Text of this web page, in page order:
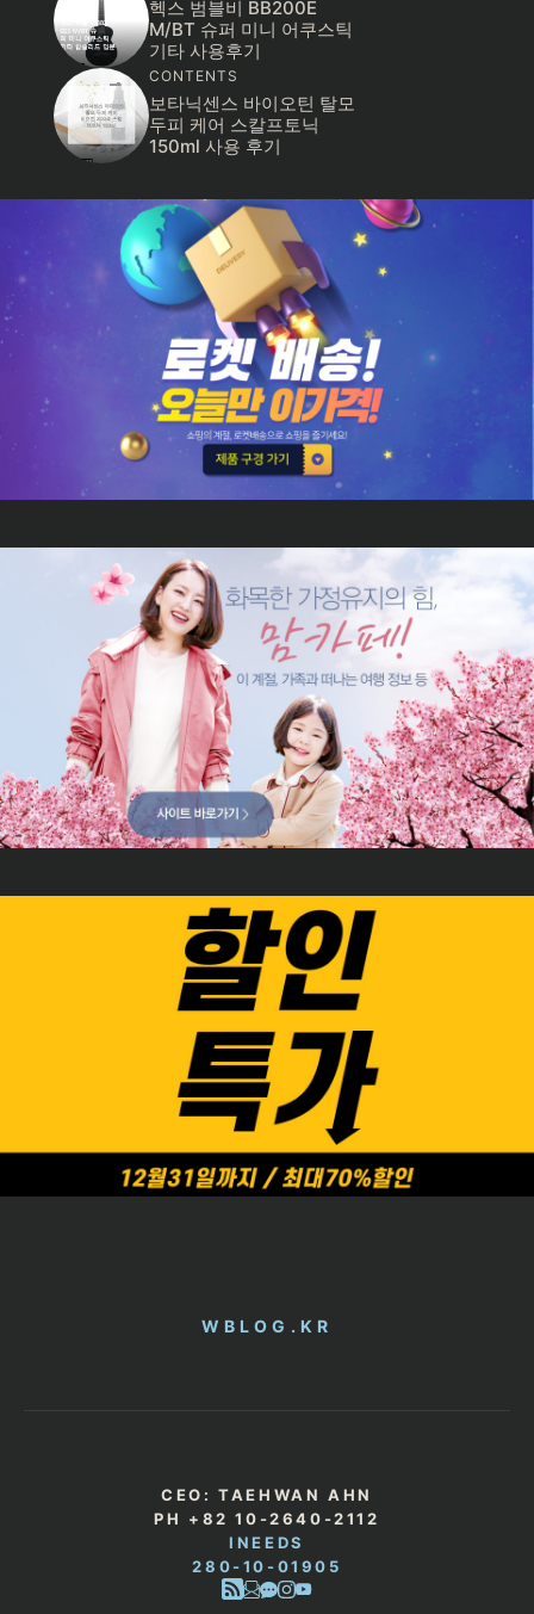
헥스 범블비 BB200E
M/BT 슈퍼 미니 어쿠스틱
기타 사용후기
CONTENTS
보타닉센스 바이오틴 탈모
두피 케어 스칼프토닉
150ml 사용 후기
WBLOG.KR
CEO: TAEHWAN AHN
PH +82 10-2640-2112
INEEDS
280-10-01905